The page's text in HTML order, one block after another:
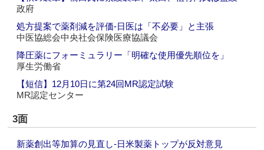
政府
処方提案で薬剤減を評価‐日医は「不必要」と主張
中医協総会中央社会保険医療協議会
降圧薬にフォーミュラリー「明確な使用優先順位を」
厚生労働省
【短信】12月10日に第24回MR認定試験
MR認定センター
3面
新薬創出等加算の見直し‐日米製薬トップが反対意見